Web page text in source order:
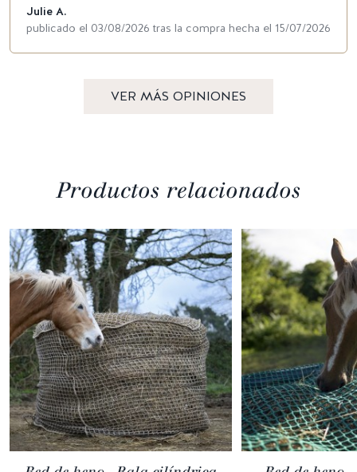
Julie A.
publicado el 03/08/2026 tras la compra hecha el 15/07/2026
VER MÁS OPINIONES
Productos relacionados